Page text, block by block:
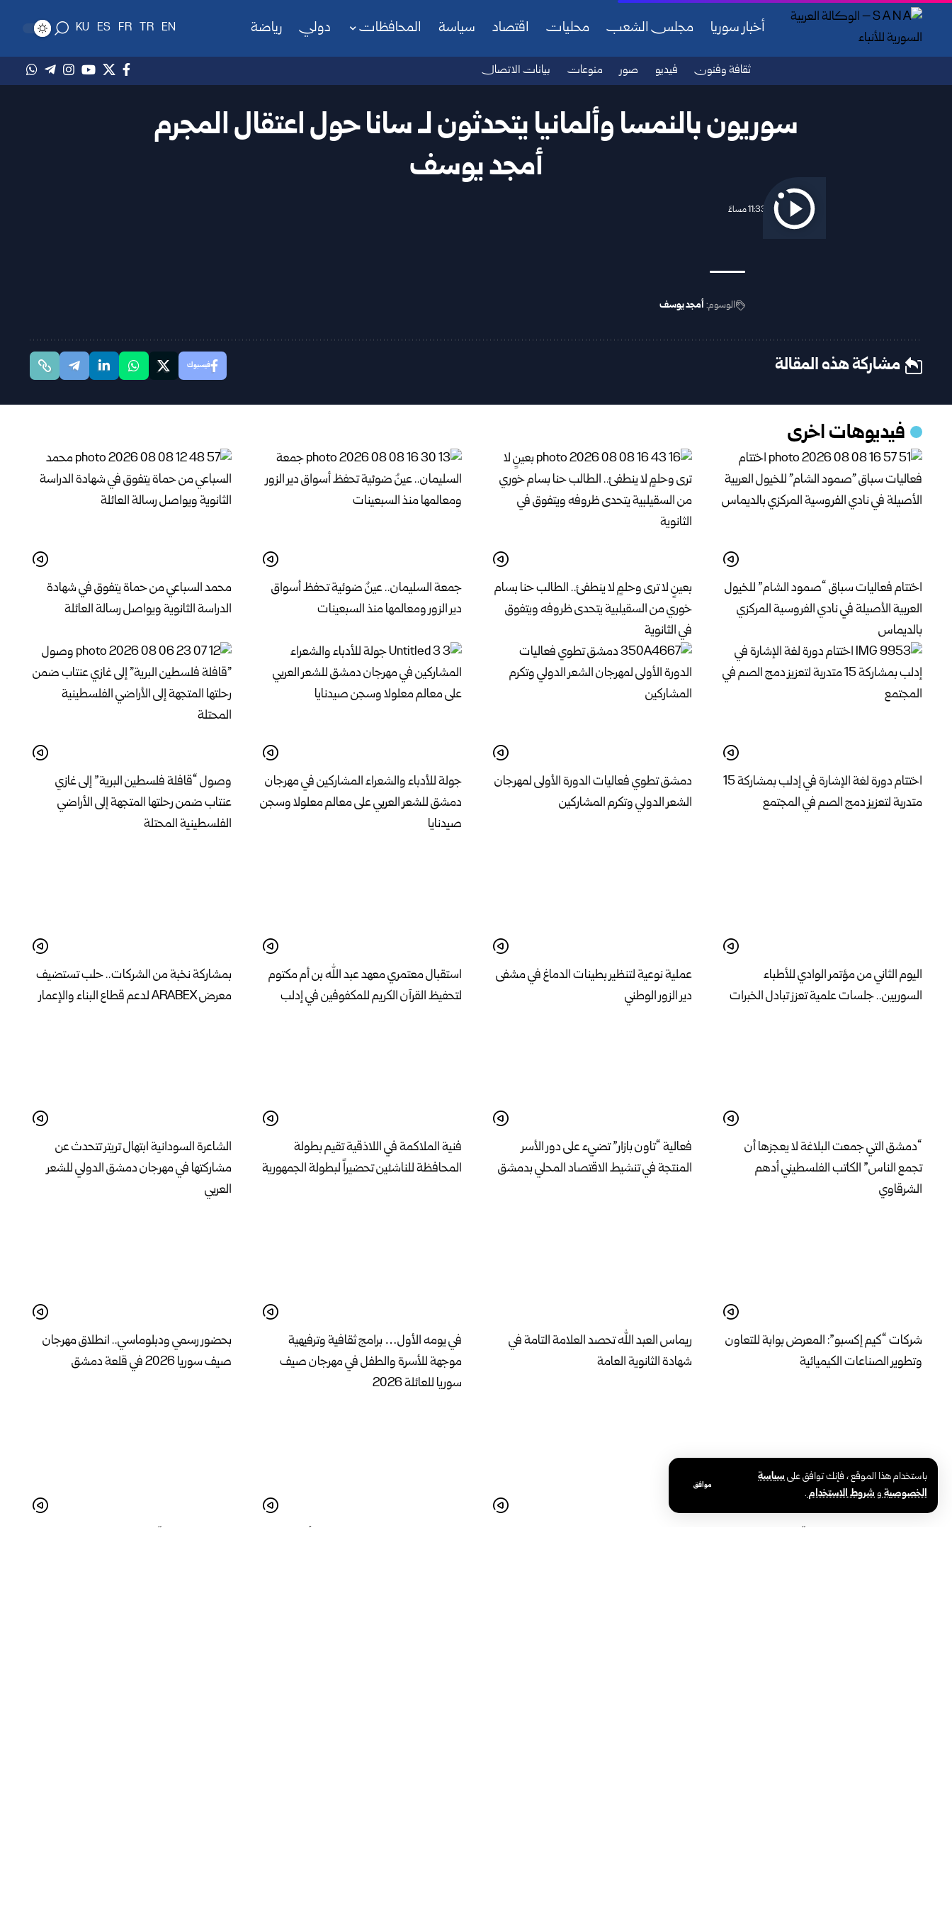
باستخدام هذا الموقع ، فإنك توافق علىسياسة
الخصوصيةوشروط الاستخدام.
موافق
أخبار سوريا مجلس الشعب محليات اقتصاد سياسة المحافظات دولي رياضة EN
TR
FR
ES
KU
ثقافة وفنون فيديو صور منوعات بيانات الاتصال
سوريون بالنمسا وألمانيا يتحدثون لـ سانا حول اعتقال المجرم
أمجد يوسف
2026/04/24 11:33 مساءً
الوسوم: أمجد يوسف
مشاركة هذه المقالة فيسبوك
فيديوهات اخرى
اختتام فعاليات سباق “صمود الشام” للخيول
العربية الأصيلة في نادي الفروسية المركزي
بالديماس
بعينٍ لا ترى وحلمٍ لا ينطفئ.. الطالب حنا بسام
خوري من السقيلبية يتحدى ظروفه ويتفوق
في الثانوية
جمعة السليمان.. عينٌ ضوئية تحفظ أسواق
دير الزور ومعالمها منذ السبعينات
محمد السباعي من حماة يتفوق في شهادة
الدراسة الثانوية ويواصل رسالة العائلة
اختتام دورة لغة الإشارة في إدلب بمشاركة 15
متدربة لتعزيز دمج الصم في المجتمع
دمشق تطوي فعاليات الدورة الأولى لمهرجان
الشعر الدولي وتكرم المشاركين
جولة للأدباء والشعراء المشاركين في مهرجان
دمشق للشعر العربي على معالم معلولا وسجن
صيدنايا
وصول “قافلة فلسطين البرية” إلى غازي
عنتاب ضمن رحلتها المتجهة إلى الأراضي
الفلسطينية المحتلة
اليوم الثاني من مؤتمر الوادي للأطباء
السوريين.. جلسات علمية تعزز تبادل الخبرات
عملية نوعية لتنظير بطينات الدماغ في مشفى
دير الزور الوطني
استقبال معتمري معهد عبد الله بن أم مكتوم
لتحفيظ القرآن الكريم للمكفوفين في إدلب
بمشاركة نخبة من الشركات.. حلب تستضيف
معرض ARABEX لدعم قطاع البناء والإعمار
“دمشق التي جمعت البلاغة لا يعجزها أن
تجمع الناس” الكاتب الفلسطيني أدهم
الشرقاوي
فعالية “تاون بازار” تضيء على دور الأسر
المنتجة في تنشيط الاقتصاد المحلي بدمشق
فنية الملاكمة في اللاذقية تقيم بطولة
المحافظة للناشئين تحضيراً لبطولة الجمهورية
الشاعرة السودانية ابتهال تريتر تتحدث عن
مشاركتها في مهرجان دمشق الدولي للشعر
العربي
شركات “كيم إكسبو”: المعرض بوابة للتعاون
وتطوير الصناعات الكيميائية
ريماس العبد الله تحصد العلامة التامة في
شهادة الثانوية العامة
في يومه الأول… برامج ثقافية وترفيهية
موجهة للأسرة والطفل في مهرجان صيف
سوريا للعائلة 2026
بحضور رسمي ودبلوماسي.. انطلاق مهرجان
صيف سوريا 2026 في قلعة دمشق